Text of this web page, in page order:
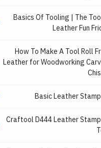
Basics Of Tooling | The
Leather Fun
How To Make A Tool Roll
Leather for Woodworking
Basic Leather
Craftool D444 Leather